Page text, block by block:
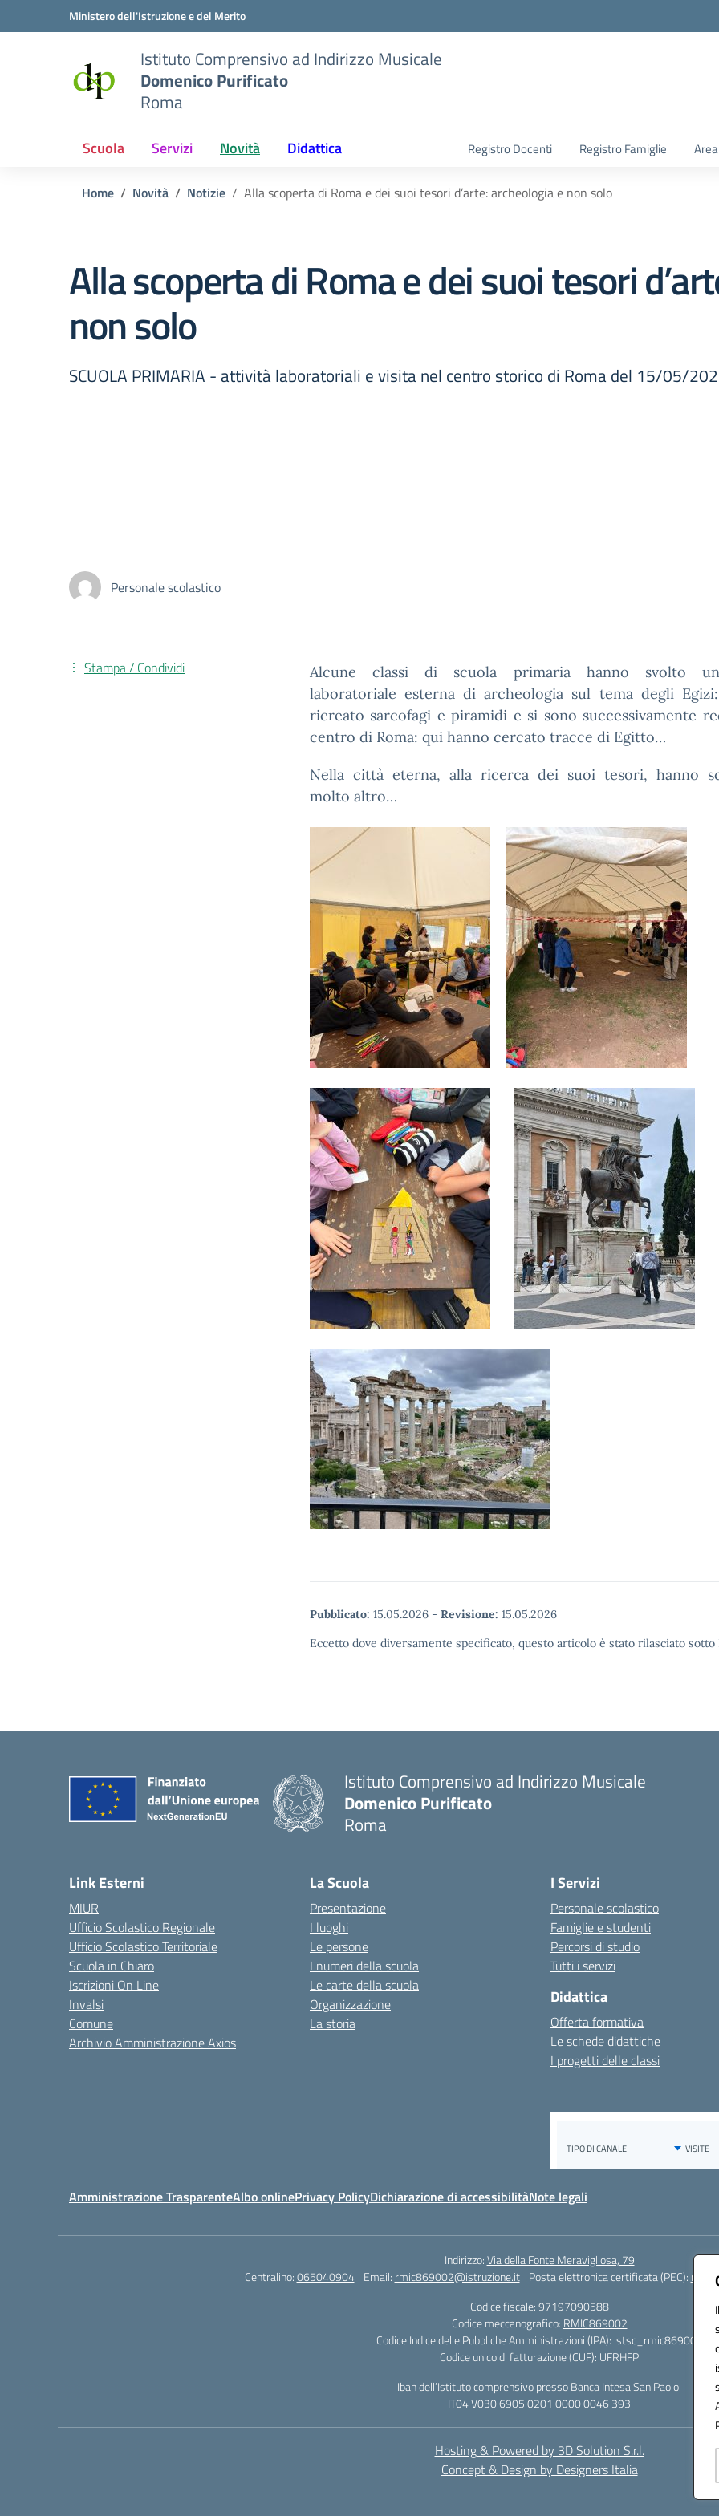
Vai ai contenuti
Vai al menu di navigazioneMinistero dell'Istruzione e del Merito
Istituto Comprensivo ad Indirizzo Musicale
Domenico Purificato
Roma
Scuola Servizi Novità Didattica Registro Docenti Registro Famiglie
Home Novità Notizie Alla scoperta di Roma e dei suoi tesori d’arte: archeologia e non solo
Alla scoperta di Roma e dei suoi tesori
non solo
SCUOLA PRIMARIA - attività laboratoriali e visita nel centro storico di Roma del 15/05/
Personale scolastico
Alcune classi di scuola primaria hanno svolto
laboratoriale esterna di archeologia sul tema degli
ricreato sarcofagi e piramidi e si sono successivamente
centro di Roma: qui hanno cercato tracce di Egitto…
Nella città eterna, alla ricerca dei suoi tesori, hanno
molto altro…
Pubblicato: 15.05.2026 - Revisione: 15.05.2026
Eccetto dove diversamente specificato, questo articolo è stato rilasciato
Stampa / Condividi
Istituto Comprensivo ad Indirizzo Musicale
Domenico Purificato
Roma
Link Esterni
MIUR
Ufficio Scolastico Regionale
Ufficio Scolastico Territoriale
Scuola in Chiaro
Iscrizioni On Line
Invalsi
Comune
Archivio Amministrazione Axios
La Scuola
Presentazione
I luoghi
Le persone
I numeri della scuola
Le carte della scuola
Organizzazione
La storia
I Servizi
Personale scolastico
Famiglie e studenti
Percorsi di studio
Tutti i servizi
Didattica
Offerta formativa
Le schede didattiche
I progetti delle classi
Amministrazione TrasparenteAlbo onlinePrivacy PolicyDichiarazione di accessibilitàNote legali
Indirizzo:Via della Fonte Meravigliosa, 79
Centralino:065040904 Email: rmic869002@istruzione.it Posta elettronica certificata (PEC):
Codice fiscale: 97197090588
Codice meccanografico: RMIC869002
Codice Indice delle Pubbliche Amministrazioni (IPA): istsc_rmic869002
Codice unico di fatturazione (CUF): UFRHFP
Iban dell’Istituto comprensivo presso Banca Intesa San Paolo:
IT04 V030 6905 0201 0000 0046 393
Hosting & Powered by 3D Solution S.r.l.
Concept & Design by Designers Italia